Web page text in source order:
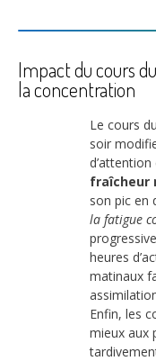
Impact du cours
la concentration
Le cours
soir
fraîcheur
son pic en
la fatigue
heures
matinaux
Enfin, les
mieux aux